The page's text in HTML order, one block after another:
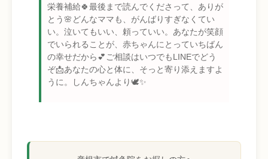
栄養補給🍀最後まで読んでくださって、ありが
とう🌸どんなママも、がんばりすぎなくてい
い。泣いてもいい、頼っていい。あなたが笑顔
でいられることが、赤ちゃんにとっていちばん
の幸せだから💕ご相談はいつでもLINEでどう
ぞ📩あなたの心と体に、そっと寄り添えますよ
うに。しんちゃんより🕊️✨